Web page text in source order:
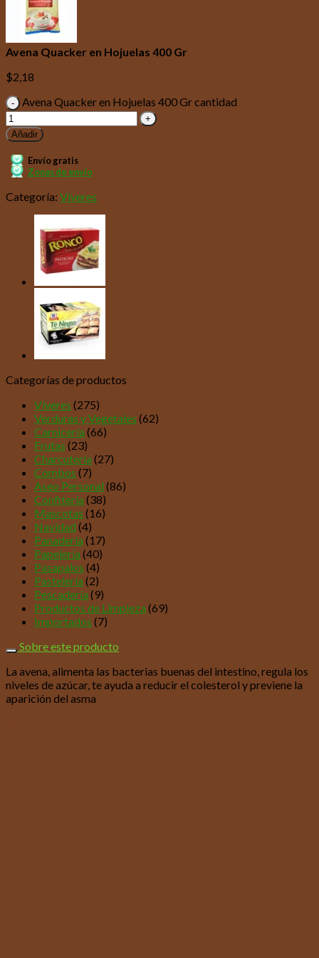
Avena Quacker en Hojuelas 400 Gr
$2,18
Avena Quacker en Hojuelas 400 Gr cantidad
Añadir
Envío gratis
Zonas de envío
Categoría: Víveres
Categorías de productos
Víveres (275)
Verduras y Vegetales (62)
Carnicería (66)
Frutas (23)
Charcutería (27)
Combos (7)
Aseo Personal (86)
Confitería (38)
Mascotas (16)
Navidad (4)
Panadería (17)
Papelería (40)
Pasapalos (4)
Pastelería (2)
Pescadería (9)
Productos de Limpieza (69)
Importados (7)
Sobre este producto
La avena, alimenta las bacterias buenas del intestino, regula los
niveles de azúcar, te ayuda a reducir el colesterol y previene la
aparición del asma